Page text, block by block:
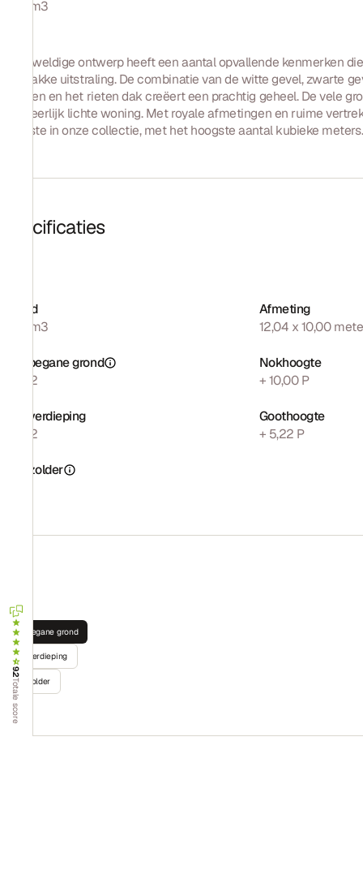
9.2
Totale score
1048 m3
Dit geweldige ontwerp heeft een aantal opvallende kenmerken
en strakke uitstraling. De combinatie van de witte gevel, zwarte
kozijnen en het rieten dak creëert een prachtig geheel. De vele
een heerlijk lichte woning. Met royale afmetingen en ruime
grootste in onze collectie, met het hoogste aantal kubieke meters.
Specificaties
Inhoud
1048 m3
Afmeting
12,04 x 10,00
Opp. begane grond
115 m2
Nokhoogte
+ 10,00 P
Opp. verdieping
115 m2
Goothoogte
+ 5,22 P
Opp. zolder
Begane grond
Verdieping
Zolder